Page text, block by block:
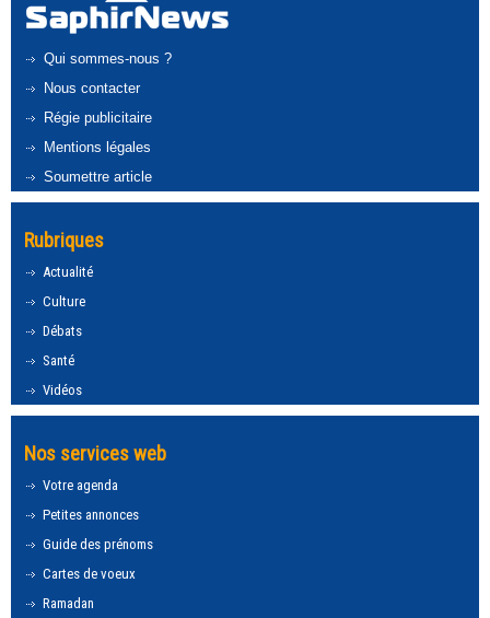
Qui sommes-nous ?
Nous contacter
Régie publicitaire
Mentions légales
Soumettre article
Rubriques
Actualité
Culture
Débats
Santé
Vidéos
Nos services web
Votre agenda
Petites annonces
Guide des prénoms
Cartes de voeux
Ramadan